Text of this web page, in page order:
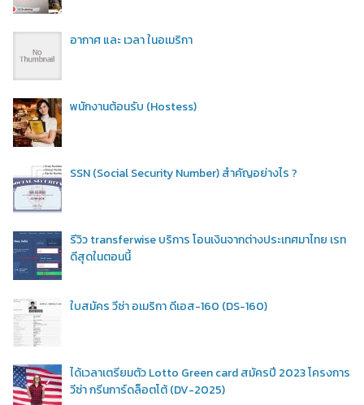
อากาศ และ เวลา ในอเมริกา
พนักงานต้อนรับ (Hostess)
SSN (Social Security Number) สำคัญอย่างไร ?
รีวิว transferwise บริการ โอนเงินจากต่างประเทศมาไทย เรท
ดีสุดในตอนนี้
ใบสมัคร วีซ่า อเมริกา ดีเอส-160 (DS-160)
ได้เวลาเตรียมตัว Lotto Green card สมัครปี 2023 โครงการ
วีซ่า กรีนการ์ดล็อตโต้ (DV-2025)